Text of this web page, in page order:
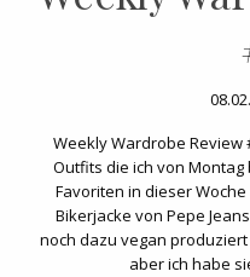
Weekly Wardrobe Review
Outfits die ich von
Favoriten in dieser
Bikerjacke von Pepe
noch dazu vegan
aber ich habe